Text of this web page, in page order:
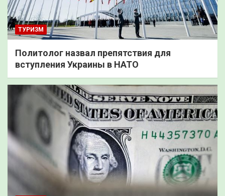
ТУРИЗМ
Политолог назвал препятствия для
вступления Украины в НАТО